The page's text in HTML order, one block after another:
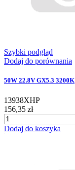
Szybki podgląd
Dodaj do porównania
50W 22.8V GX5.3 3200K
13938XHP
156,35 zł
Dodaj do koszyka